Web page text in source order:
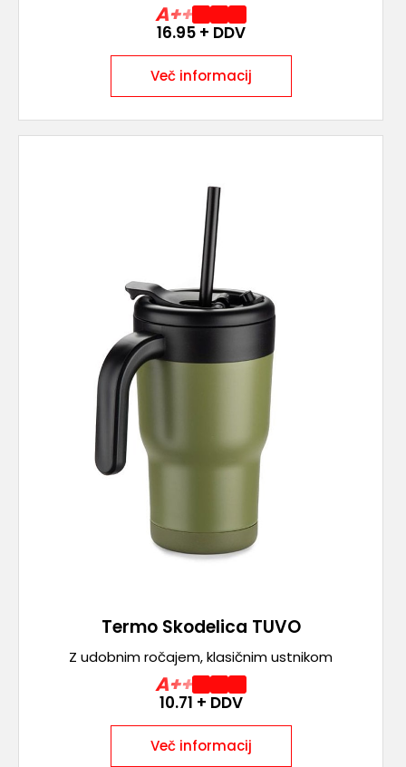
A++
16.95+ DDV
Več informacij
Termo Skodelica TUVO
Z udobnim ročajem, klasičnim ustnikom
A++
10.71 + DDV
Več informacij